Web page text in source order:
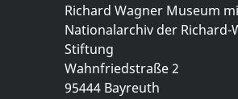
Richard Wagner Museum
Nationalarchiv der Richard-
Stiftung
Wahnfriedstraße 2
95444 Bayreuth